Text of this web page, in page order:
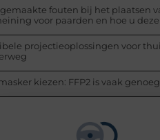
fouten bij het plaatsen
voor paarden en hoe u
projectieoplossingen voor
kiezen: FFP2 is vaak